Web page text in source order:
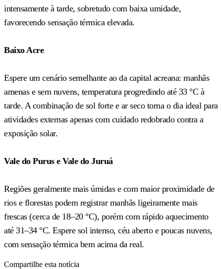
intensamente à tarde, sobretudo com baixa umidade,
favorecendo sensação térmica elevada.
Baixo Acre
Espere um cenário semelhante ao da capital acreana: manhãs
amenas e sem nuvens, temperatura progredindo até 33 °C à
tarde. A combinação de sol forte e ar seco torna o dia ideal para
atividades externas apenas com cuidado redobrado contra a
exposição solar.
Vale do Purus e Vale do Juruá
Regiões geralmente mais úmidas e com maior proximidade de
rios e florestas podem registrar manhãs ligeiramente mais
frescas (cerca de 18–20 °C), porém com rápido aquecimento
até 31–34 °C. Espere sol intenso, céu aberto e poucas nuvens,
com sensação térmica bem acima da real.
Compartilhe esta notícia